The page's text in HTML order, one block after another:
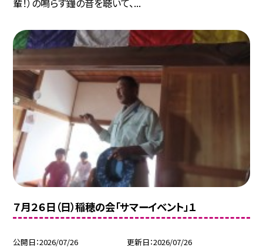
輩！）の鳴らす鐘の音を聴いて、...
７月２６日（日）稲穂の会「サマーイベント」１
公開日 2026/07/26 更新日 2026/07/26